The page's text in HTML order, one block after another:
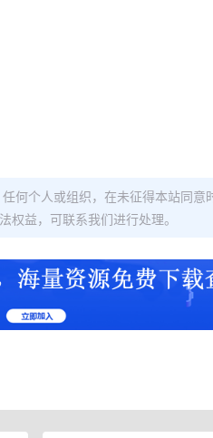
何个人或组织，在未征得本站同
益，可联系我们进行处理。